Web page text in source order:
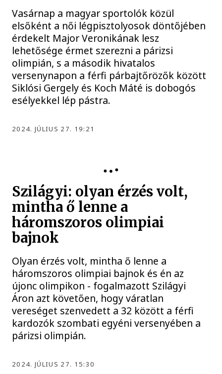
Vasárnap a magyar sportolók közül
elsőként a női légpisztolyosok döntőjében
érdekelt Major Veronikának lesz
lehetősége érmet szerezni a párizsi
olimpián, s a második hivatalos
versenynapon a férfi párbajtőrözők között
Siklósi Gergely és Koch Máté is dobogós
esélyekkel lép pástra.
2024. JÚLIUS 27. 19:21
Szilágyi: olyan érzés volt,
mintha ő lenne a
háromszoros olimpiai
bajnok
Olyan érzés volt, mintha ő lenne a
háromszoros olimpiai bajnok és én az
újonc olimpikon - fogalmazott Szilágyi
Áron azt követően, hogy váratlan
vereséget szenvedett a 32 között a férfi
kardozók szombati egyéni versenyében a
párizsi olimpián.
2024. JÚLIUS 27. 15:30